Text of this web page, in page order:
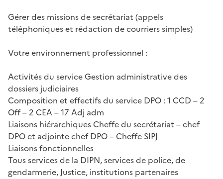
Gérer des missions de secrétariat (appels
téléphoniques et rédaction de courriers simples)
Votre environnement professionnel :
Activités du service Gestion administrative des
dossiers judiciaires
Composition et effectifs du service DPO : 1 CCD – 2
Off – 2 CEA – 17 Adj adm
Liaisons hiérarchiques Cheffe du secrétariat – chef
DPO et adjointe chef DPO – Cheffe SIPJ
Liaisons fonctionnelles
Tous services de la DIPN, services de police, de
gendarmerie, Justice, institutions partenaires